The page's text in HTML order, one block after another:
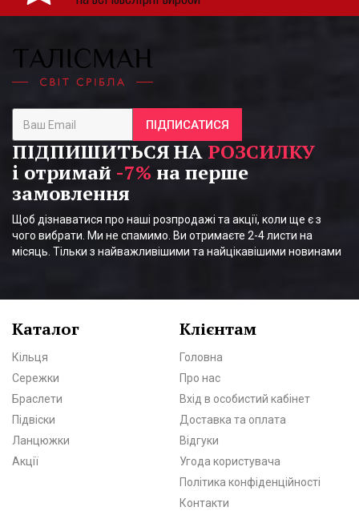
ПІДПИСАТИСЯ
ПІДПИШИТЬСЯ НА РОЗСИЛКУ
і отримай -7% на перше
замовлення
Щоб дізнаватися про наші розпродажі та акції, коли ще є з
чого вибрати. Ми не спамимо. Ви отримаєте 2-4 листи на
місяць. Тільки з найважливішими та найцікавішими новинами
Каталог
Кільця
Сережки
Браслети
Підвіски
Ланцюжки
Акції
Клієнтам
Головна
Про нас
Вхід в особистий кабінет
Доставка та оплата
Відгуки
Угода користувача
Політика конфіденційності
Контакти